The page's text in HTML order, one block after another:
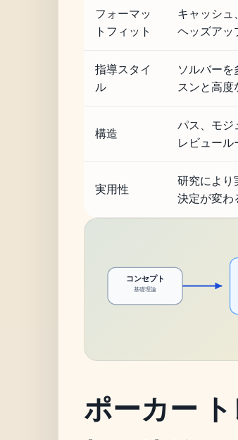
フォーマッ
トフィット
キャッシュ
ヘッズアッ
指導スタイ
ル
ソルバーを
スンと高度
構造
パス、モジ
レビュール
実用性
研究により
決定が変わ
コンセプト
基礎理論
ポーカー